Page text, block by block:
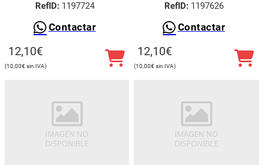
RefID:1197724
Contactar
12,10€
10,00€
RefID:1197626
Contactar
12,10€
10,00€